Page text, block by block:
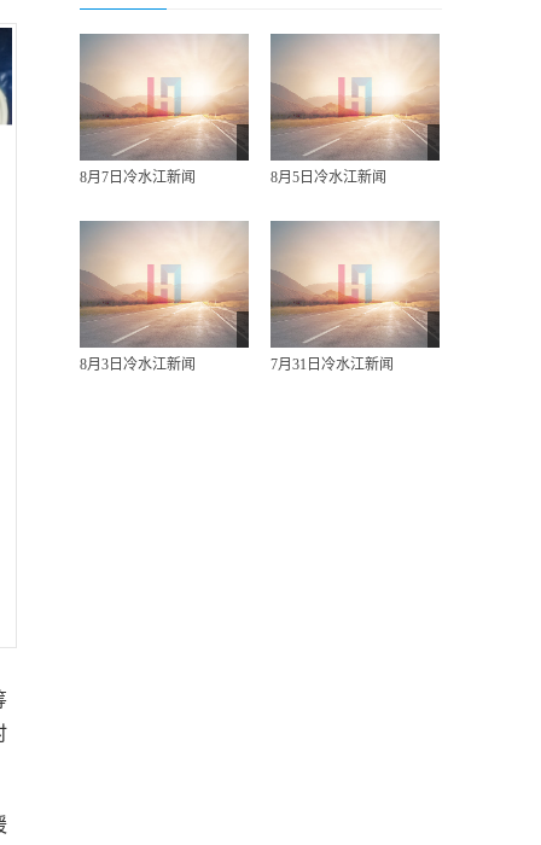
8月7日冷水江新闻 8月5日冷水江新闻
8月3日冷水江新闻 7月31日冷水江新闻